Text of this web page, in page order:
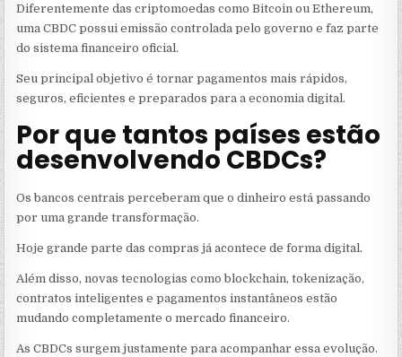
Diferentemente das criptomoedas como Bitcoin ou Ethereum,
uma CBDC possui emissão controlada pelo governo e faz parte
do sistema financeiro oficial.
Seu principal objetivo é tornar pagamentos mais rápidos,
seguros, eficientes e preparados para a economia digital.
Por que tantos países estão
desenvolvendo CBDCs?
Os bancos centrais perceberam que o dinheiro está passando
por uma grande transformação.
Hoje grande parte das compras já acontece de forma digital.
Além disso, novas tecnologias como blockchain, tokenização,
contratos inteligentes e pagamentos instantâneos estão
mudando completamente o mercado financeiro.
As CBDCs surgem justamente para acompanhar essa evolução.